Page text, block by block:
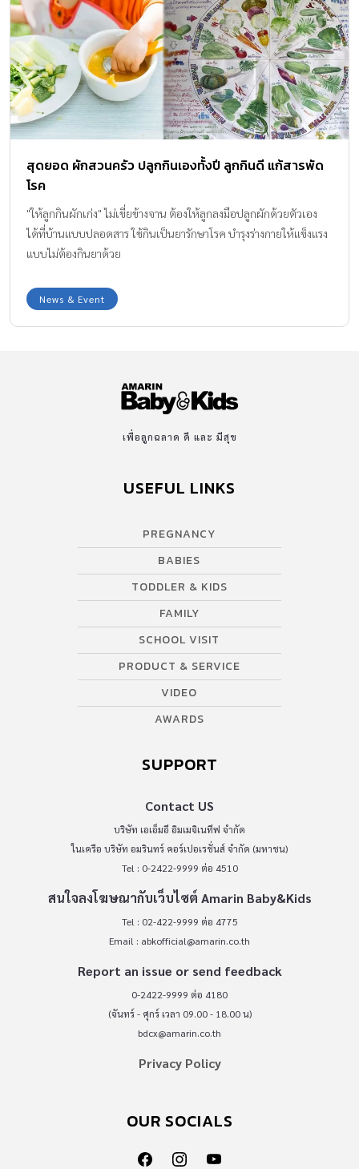
สุดยอด ผักสวนครัว ปลูกกินเองทั้งปี ลูกกินดี แก้สารพัด
โรค
"ให้ลูกกินผักเก่ง" ไม่เขี่ยข้างจาน ต้องให้ลูกลงมือปลูกผักด้วยตัวเอง
ได้ที่บ้านแบบปลอดสาร ใช้กินเป็นยารักษาโรค บำรุงร่างกายให้แข็งแรง
แบบไม่ต้องกินยาด้วย
News & Event
เพื่อลูกฉลาด ดี และ มีสุข
USEFUL LINKS
PREGNANCY
BABIES
TODDLER & KIDS
FAMILY
SCHOOL VISIT
PRODUCT & SERVICE
VIDEO
AWARDS
SUPPORT
Contact US
บริษัท เอเอ็มอี อิมเมจิเนทีฟ จำกัด
ในเครือ บริษัท อมรินทร์ คอร์เปอเรชั่นส์ จำกัด (มหาชน)
Tel : 0-2422-9999 ต่อ 4510
สนใจลงโฆษณากับเว็บไซต์ Amarin Baby&Kids
Tel : 02-422-9999 ต่อ 4775
Email : abkofficial@amarin.co.th
Report an issue or send feedback
0-2422-9999 ต่อ 4180
(จันทร์ - ศุกร์ เวลา 09.00 - 18.00 น)
bdcx@amarin.co.th
Privacy Policy
OUR SOCIALS